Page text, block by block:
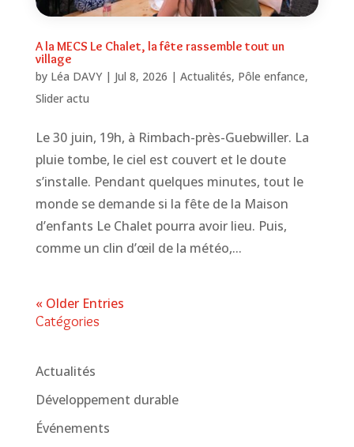
A la MECS Le Chalet, la fête rassemble tout un
village
by Léa DAVY| Jul 8, 2026 | Actualités, Pôle enfance,
Slider actu
Le 30 juin, 19h, à Rimbach-près-Guebwiller. La
pluie tombe, le ciel est couvert et le doute
s’installe. Pendant quelques minutes, tout le
monde se demande si la fête de la Maison
d’enfants Le Chalet pourra avoir lieu. Puis,
comme un clin d’œil de la météo,...
« Older Entries
Catégories
Actualités
Développement durable
Événements